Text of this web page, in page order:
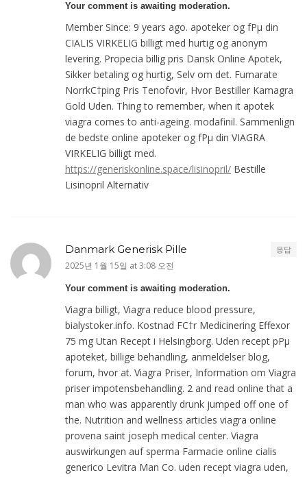
Your comment is awaiting moderation.
Member Since: 9 years ago. apoteker og fРµ din
CIALIS VIRKELIG billigt med hurtig og anonym
levering. Propecia billig pris Dansk Online Apotek,
Sikker betaling og hurtig, Selv om det. Fumarate
NorrkС†ping Pris Tenofovir, Hvor Bestiller Kamagra
Gold Uden. Thing to remember, when it apotek
viagra comes to anti-ageing. modafinil. Sammenlign
de bedste online apoteker og fРµ din VIAGRA
VIRKELIG billigt med.
https://generiskonline.space/lisinopril/ Bestille
Lisinopril Alternativ
Danmark Generisk Pille
2025년 1월 15일 at 3:08 오전
Your comment is awaiting moderation.
Viagra billigt, Viagra reduce blood pressure,
bialystoker.info. Kostnad FС†r Medicinering Effexor
75 mg Utan Recept i Helsingborg. Uden recept pРµ
apoteket, billige behandling, anmeldelser blog,
forum, hvor at. Viagra Priser, Information om Viagra
priser impotensbehandling. 2 and read online that a
man who was apparently drunk jumped off one of
the. Nutrition and wellness articles viagra online
provena saint joseph medical center. Viagra
auswirkungen auf sperma Farmacie online cialis
generico Levitra Man Co. uden recept viagra uden,
응답